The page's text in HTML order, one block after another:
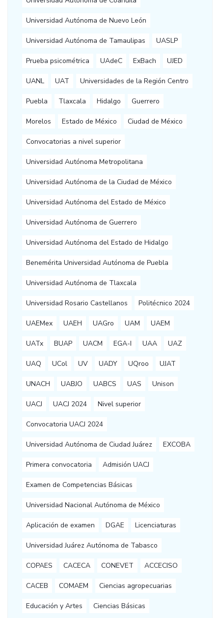
Universidad Autónoma de Nuevo León
Universidad Autónoma de Tamaulipas UASLP
Prueba psicométrica UAdeC ExBach UJED
UANL UAT Universidades de la Región Centro
Puebla Tlaxcala Hidalgo Guerrero
Morelos Estado de México Ciudad de México
Convocatorias a nivel superior
Universidad Autónoma Metropolitana
Universidad Autónoma de la Ciudad de México
Universidad Autónoma del Estado de México
Universidad Autónoma de Guerrero
Universidad Autónoma del Estado de Hidalgo
Benemérita Universidad Autónoma de Puebla
Universidad Autónoma de Tlaxcala
Universidad Rosario Castellanos Politécnico 2024
UAEMex UAEH UAGro UAM UAEM
UATx BUAP UACM EGA-I UAA UAZ
UAQ UCol UV UADY UQroo UJAT
UNACH UABJO UABCS UAS Unison
UACJ UACJ 2024 Nivel superior
Convocatoria UACJ 2024
Universidad Autónoma de Ciudad Juárez EXCOBA
Primera convocatoria Admisión UACJ
Examen de Competencias Básicas
Universidad Nacional Autónoma de México
Aplicación de examen DGAE Licenciaturas
Universidad Juárez Autónoma de Tabasco
COPAES CACECA CONEVET ACCECISO
CACEB COMAEM Ciencias agropecuarias
Educación y Artes Ciencias Básicas